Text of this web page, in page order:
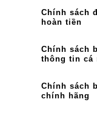
Chính sách
hoàn tiền
Chính sách
thông tin cá
Chính sách
chính hãng